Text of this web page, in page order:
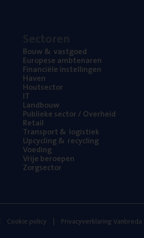
Bouw& vastgoed
Euro­pe­se ambtenaren
Finan­ci­ë­le instellingen
Haven
Hout­sec­tor
IT
Land­bouw
Publie­ke sec­tor / Overheid
Retail
Trans­port& logistiek
Upcy­cling& recycling
Voe­ding
Vrije beroe­pen
Zorg­sec­tor
Cookie policy Privacyverklaring Vanbreda